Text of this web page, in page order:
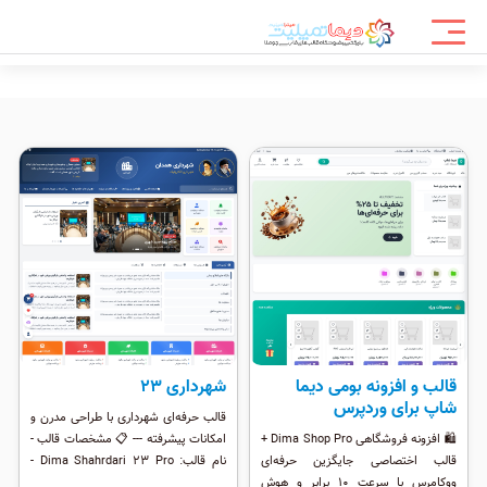
قالب و افزونه بومی دیما
شاپ برای وردپرس
🛍️ افزونه فروشگاهی Dima Shop Pro +
قالب اختصاصی جایگزین حرفه‌ای
ووکامرس با سرعت ۱۰ برابر و هوش
شهرداری ۲۳
قالب حرفه‌ای شهرداری با طراحی مدرن و
امکانات پیشرفته --- 📋 مشخصات قالب -
نام قالب: Dima Shahrdari 23 Pro -